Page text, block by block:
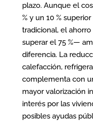
plazo. Aunque el
% y un 10 %
tradicional, el
superar el 75 %—
diferencia. La
calefacción,
complementa con
mayor valorización
interés por las
posibles ayudas